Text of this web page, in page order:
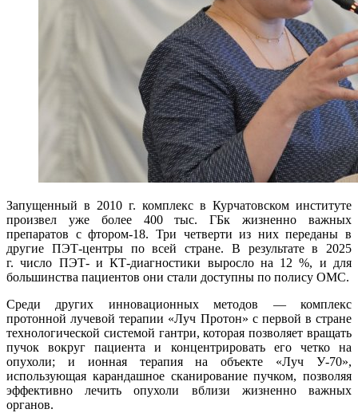
Запущенный в 2010 г. комплекс в Курчатовском институте
произвел уже более 400 тыс. ГБк жизненно важных
препаратов с фтором-18. Три четверти из них переданы в
другие ПЭТ-центры по всей стране. В результате в 2025
г. число ПЭТ- и КТ-диагностики выросло на 12 %, и для
большинства пациентов они стали доступны по полису ОМС.
Среди других инновационных методов — комплекс
протонной лучевой терапии «Луч Протон» с первой в стране
технологической системой гантри, которая позволяет вращать
пучок вокруг пациента и концентрировать его четко на
опухоли; и ионная терапия на объекте «Луч У-70»,
использующая карандашное сканирование пучком, позволяя
эффективно лечить опухоли вблизи жизненно важных
органов.